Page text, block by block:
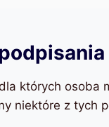
których
niektóre z tych